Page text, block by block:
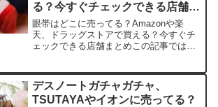
る？今すぐチェックできる店舗ま
とめ
眼帯はどこに売ってる？Amazonや楽
天、ドラッグストアで買える？今すぐチ
ェックできる店舗まとめこの記事では眼
ァッションで必要になった方へ、ぴった
りの場所が見つかります...
デスノートガチャガチャ、
TSUTAYAやイオンに売ってる？